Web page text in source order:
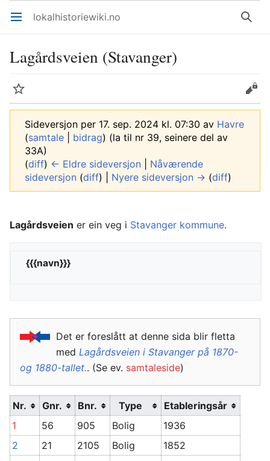
Åpne hovedmenyen lokalhistoriewiki.no Søk
Lagårdsveien (Stavanger)
Overvåk Rediger
Sideversjon per 17. sep. 2024 kl. 07:30 av Havre
(samtale bidrag) (la til nr 39, seinere del av
33A)
(diff) ← Eldre sideversjon
Nåværende
sideversjon (diff) | Nyere sideversjon → (diff)
Lagårdsveien er ein veg i Stavanger kommune.
{{{navn}}}
Det er foreslått at denne sida blir fletta
med Lagårdsveien i Stavanger på 1870-
og 1880-tallet.. (Se ev. samtaleside)
Nr. Gnr. Bnr. Type
Etableringsår
1
56 905 Bolig
1936
2
21 2105 Bolig
1852